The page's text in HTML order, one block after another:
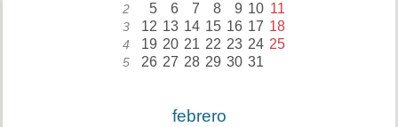
2 5 6 7 8 9 10 11
3 12 13 14 15 16 17 18
4 19 20 21 22 23 24 25
5 26 27 28 29 30 31
febrero